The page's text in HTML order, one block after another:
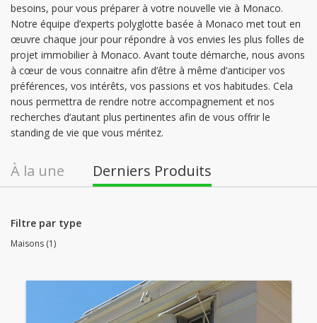
besoins, pour vous préparer à votre nouvelle vie à Monaco.
Notre équipe d’experts polyglotte basée à Monaco met tout en
œuvre chaque jour pour répondre à vos envies les plus folles de
projet immobilier à Monaco. Avant toute démarche, nous avons
à cœur de vous connaitre afin d’être à même d’anticiper vos
préférences, vos intérêts, vos passions et vos habitudes. Cela
nous permettra de rendre notre accompagnement et nos
recherches d’autant plus pertinentes afin de vous offrir le
standing de vie que vous méritez.
À la une Derniers Produits
Filtre par type
Maisons (1)